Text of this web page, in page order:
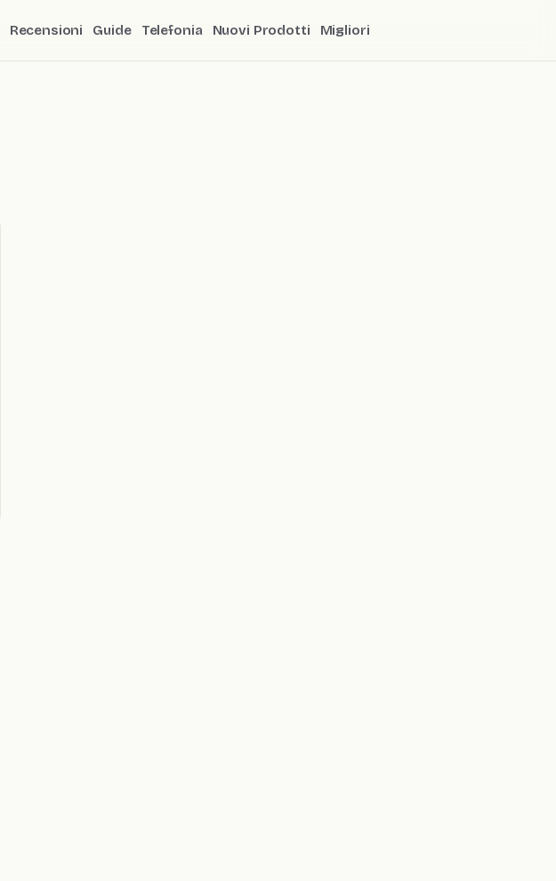
Recensioni Guide Telefonia Nuovi Prodotti Migliori